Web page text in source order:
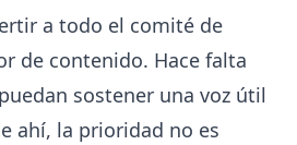
a todo el comité de
de contenido. Hace falta
sostener una voz útil
ahí, la prioridad no es